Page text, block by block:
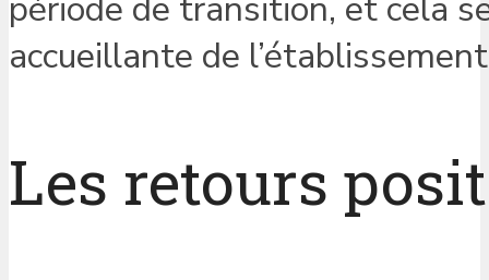
accueillante de
Les retours